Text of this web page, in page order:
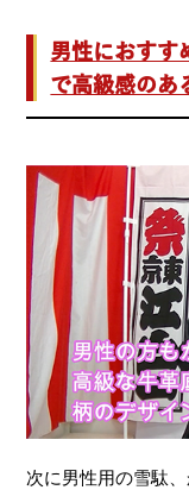
男性におすす
で高級感のあ
次に男性用の雪駄